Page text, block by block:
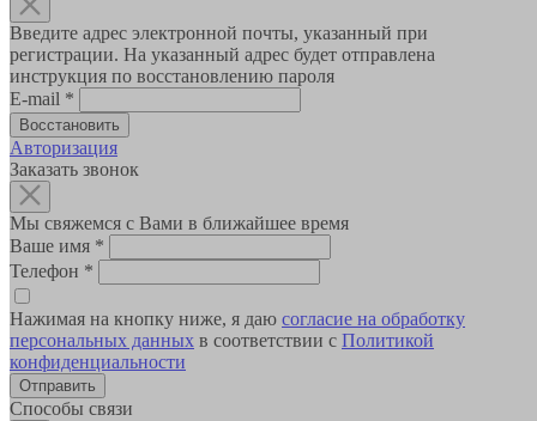
Введите адрес электронной почты, указанный при
регистрации. На указанный адрес будет отправлена
инструкция по восстановлению пароля
E-mail *
Авторизация
Заказать звонок
Мы свяжемся с Вами в ближайшее время
Ваше имя *
Телефон *
Нажимая на кнопку ниже, я даю согласие на обработку
персональных данных в соответствии с Политикой
конфиденциальности
Способы связи